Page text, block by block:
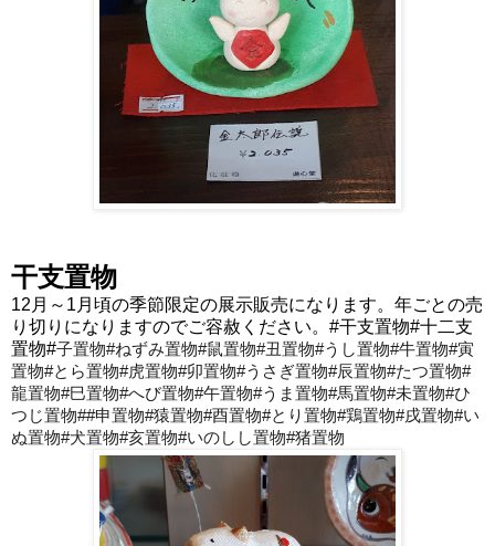
干支置物
12月～1月頃の季節限定の展示販売になります。年ごとの売
り切りになりますのでご容赦ください。#干支置物#十二支
置物#子置物#ねずみ置物#鼠置物#丑置物#うし置物#牛置物#寅
置物#とら置物#虎置物#卯置物#うさぎ置物#辰置物#たつ置物#
龍置物#巳置物#へび置物#午置物#うま置物#馬置物#未置物#ひ
つじ置物##申置物#猿置物#酉置物#とり置物#鶏置物#戌置物#い
ぬ置物#犬置物#亥置物#いのしし置物#猪置物